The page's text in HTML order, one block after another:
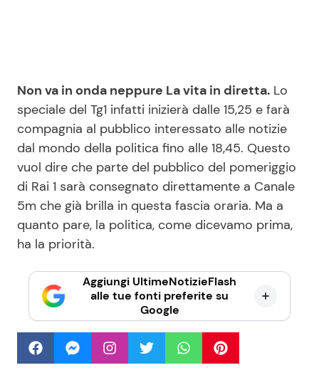
Non va in onda neppure La vita in diretta. Lo
speciale del Tg1 infatti inizierà dalle 15,25 e farà
compagnia al pubblico interessato alle notizie
dal mondo della politica fino alle 18,45. Questo
vuol dire che parte del pubblico del pomeriggio
di Rai 1 sarà consegnato direttamente a Canale
5m che già brilla in questa fascia oraria. Ma a
quanto pare, la politica, come dicevamo prima,
ha la priorità.
Aggiungi UltimeNotizieFlash
alle tue fonti preferite su
Google